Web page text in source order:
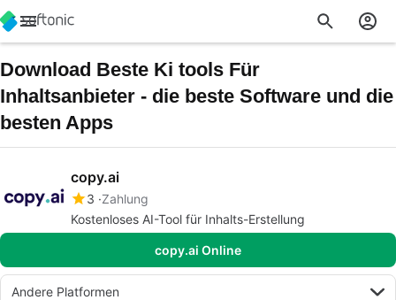
Download Beste Ki tools Für
Inhaltsanbieter - die beste Software und die
besten Apps
copy.ai
3 Zahlung
Kostenloses AI-Tool für Inhalts-Erstellung
copy.ai Online
Andere Platformen